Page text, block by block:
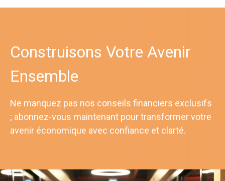
Construisons Votre Avenir
Ensemble
Ne manquez pas nos conseils financiers exclusifs
; abonnez-vous maintenant pour transformer votre
avenir économique avec confiance et clarté.